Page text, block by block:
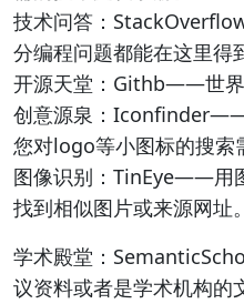
技术问答：
分编程问题都能在这里得
开源天堂：Githb——世界
创意源泉：
您对logo等小图标的搜索
图像识别：TinEye——用
找到相似图片或来源网址。
学术殿堂：
议资料或者是学术机构的